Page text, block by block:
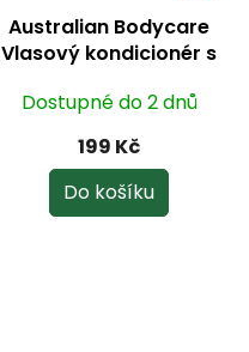
Australian Bodycare
Vlasový kondicionér s
Dostupné do 2 dnů
199 Kč
Do košíku